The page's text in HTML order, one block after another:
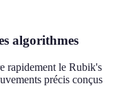
algorithmes
rapidement le Rubik's
précis conçus